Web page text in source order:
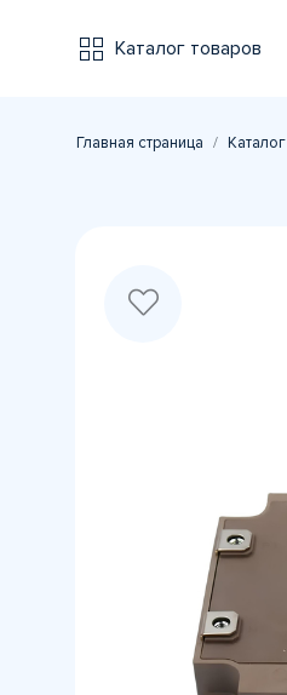
Каталог товаров
Главная страница Каталог